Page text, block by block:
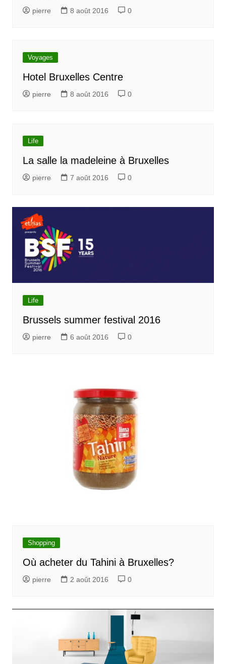
pierre 8 août 2016 0
Voyages
Hotel Bruxelles Centre
pierre 8 août 2016 0
Life
La salle la madeleine à Bruxelles
pierre 7 août 2016 0
Life
Brussels summer festival 2016
pierre 6 août 2016 0
Shopping
Où acheter du Tahini à Bruxelles?
pierre 2 août 2016 0